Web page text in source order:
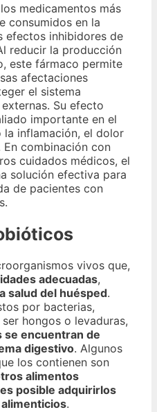
medicamentos más
consumidos en la
efectos inhibidores de
reducir la producción
este fármaco permite
afectaciones
el sistema
Su efecto
importante en el
inflamación, el dolor
combinación con
cuidados médicos, el
solución efectiva para
de pacientes con
vivos que,
adecuadas,
salud del huésped.
por bacterias,
hongos o levaduras,
encuentran de
digestivo. Algunos
los contienen son
alimentos
posible adquirirlos
.